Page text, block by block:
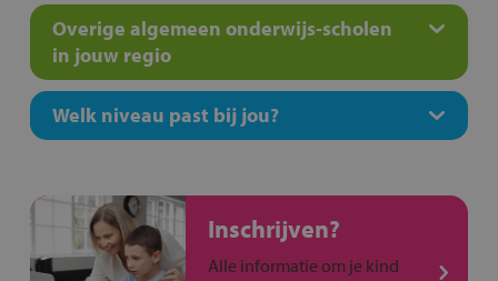
Overige algemeen onderwijs-scholen
in jouw regio
Welk niveau past bij jou?
Inschrijven?
Alle informatie om je kind